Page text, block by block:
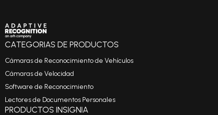
CATEGORIAS DE PRODUCTOS
Cámaras de Reconocimiento de Vehículos
Cámaras de Velocidad
Software de Reconocimiento
Lectores de Documentos Personales
PRODUCTOS INSIGNIA